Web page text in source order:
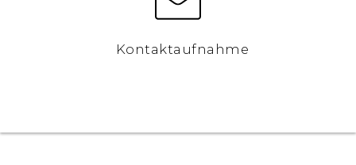
Kontaktaufnahme